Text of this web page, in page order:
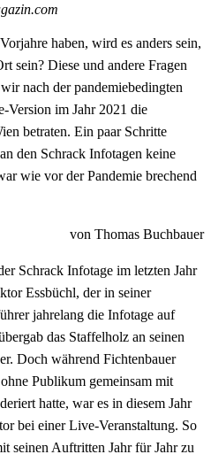
haben, wird es anders sein,
sein? Diese und andere Fragen
nach der pandemiebedingten
Version im Jahr 2021 die
betraten. Ein paar Schritte
den Schrack Infotagen keine
wie vor der Pandemie brechend
von Thomas Buchbauer
Schrack Infotage im letzten Jahr
Essbüchl, der in seiner
jahrelang die Infotage auf
das Staffelholz an seinen
Doch während Fichtenbauer
Publikum gemeinsam mit
hatte, war es in diesem Jahr
bei einer Live-Veranstaltung. So
seinen Auftritten Jahr für Jahr zu